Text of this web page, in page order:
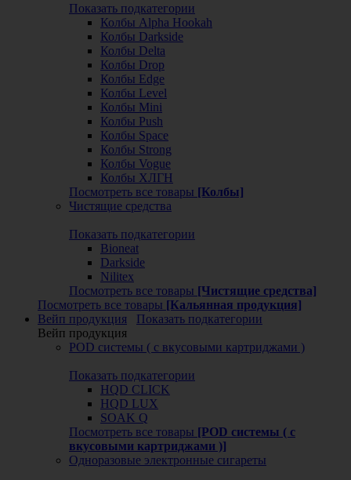
Показать подкатегории
Колбы Alpha Hookah
Колбы Darkside
Колбы Delta
Колбы Drop
Колбы Edge
Колбы Level
Колбы Mini
Колбы Push
Колбы Space
Колбы Strong
Колбы Vogue
Колбы ХЛГН
Посмотреть все товары [Колбы]
Чистящие средства
Показать подкатегории
Bioneat
Darkside
Nilitex
Посмотреть все товары [Чистящие средства]
Посмотреть все товары [Кальянная продукция]
Вейп продукция
Показать подкатегории
Вейп продукция
POD системы ( с вкусовыми картриджами )
Показать подкатегории
HQD CLICK
HQD LUX
SOAK Q
Посмотреть все товары [POD системы ( с
вкусовыми картриджами )]
Одноразовые электронные сигареты